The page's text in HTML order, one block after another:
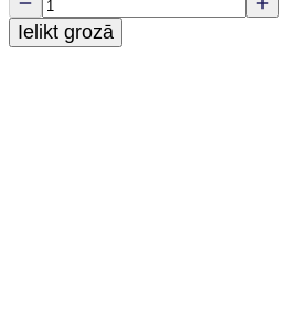
Ielikt grozā